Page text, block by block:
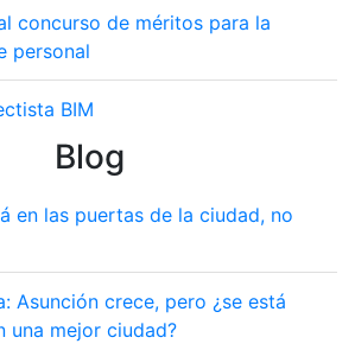
concurso de méritos para la
personal
BIM
Blog
en las puertas de la ciudad, no
Asunción crece, pero ¿se está
una mejor ciudad?